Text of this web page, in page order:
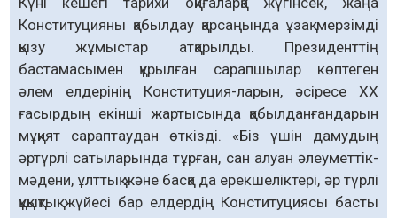
Конституцияны қабылдау қарсаңында ұзақ мерзімді
қызу жұмыстар атқарылды. Президенттің
бастамасымен құрылған сарапшылар көптеген
әлем елдерінің Конституция-ларын, әсіресе ХХ
ғасырдың екінші жартысында қабылданғандарын
мұқият сараптаудан өткізді. «Біз үшін дамудың
әртүрлі сатыларында тұрған, сан алуан әлеуметтік-
мәдени, ұлттық және басқа да ерекшеліктері, әр түрлі
құқықтық жүйесі бар елдердің Конституциясы басты